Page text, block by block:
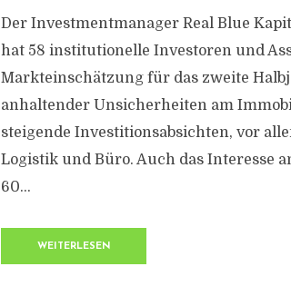
Der Investmentmanager Real Blue
hat 58 institutionelle Investoren und
Markteinschätzung für das zweite
anhaltender Unsicherheiten am
steigende Investitionsabsichten, vor
Logistik und Büro. Auch das Interesse
60...
WEITERLESEN